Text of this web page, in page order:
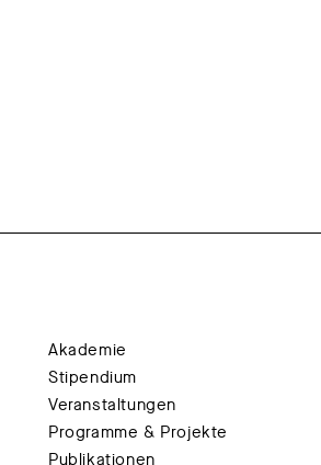
Akademie
Stipendium
Veranstaltungen
Programme & Projekte
Publikationen